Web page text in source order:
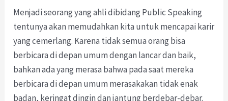
Menjadi seorang yang ahli dibidang Public Speaking
tentunya akan memudahkan kita untuk mencapai karir
yang cemerlang. Karena tidak semua orang bisa
berbicara di depan umum dengan lancar dan baik,
bahkan ada yang merasa bahwa pada saat mereka
berbicara di depan umum merasakakan tidak enak
badan, keringat dingin dan jantung berdebar-debar.